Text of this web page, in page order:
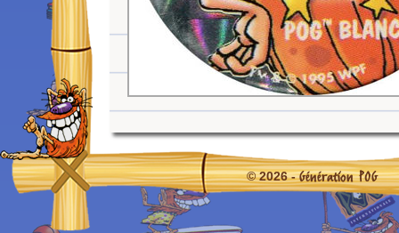
© 2026 -Génération POG